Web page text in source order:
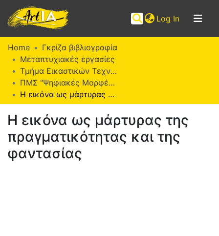
Log In (current)
Communities
Collections
Browse ArtIA
Statistics
Home
Γκρίζα βιβλιογραφία
Μεταπτυχιακές εργασίες
Τμήμα Εικαστικών Τεχνών
ΠΜΣ "Ψηφιακές Μορφές Τέχνης" (ΨΜΤ)
Η εικόνα ως μάρτυρας της πραγματικότητας και της φαντασίας
Η εικόνα ως μάρτυρας της
πραγματικότητας και της
φαντασίας